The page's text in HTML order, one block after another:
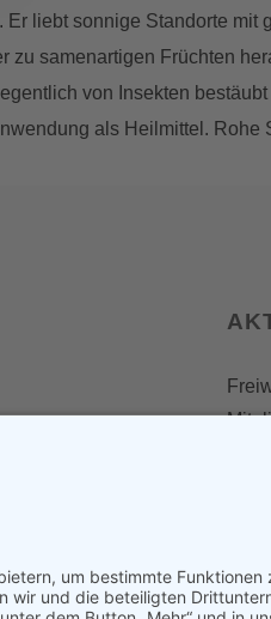
liebt sonnige Standorte
samenartigen Früchten
von Insekten
als Heilmittel.
Shop